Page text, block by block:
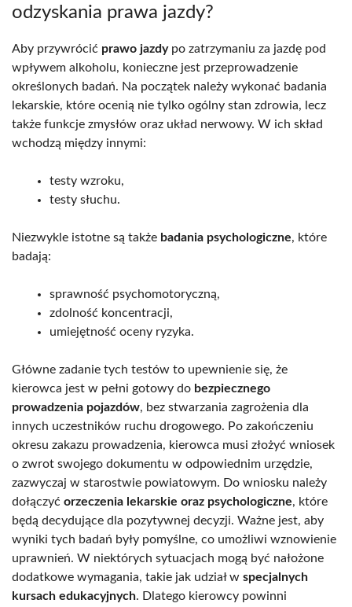
odzyskania prawa jazdy?
Aby przywrócić prawo jazdypo zatrzymaniu za jazdę pod
wpływem alkoholu, konieczne jest przeprowadzenie
określonych badań. Na początek należy wykonać badania
lekarskie, które ocenią nie tylko ogólny stan zdrowia, lecz
także funkcje zmysłów oraz układ nerwowy. W ich skład
wchodzą między innymi:
testy wzroku,
testy słuchu.
Niezwykle istotne są także badania psychologiczne, które
badają:
sprawność psychomotoryczną,
zdolność koncentracji,
umiejętność oceny ryzyka.
Główne zadanie tych testów to upewnienie się, że
kierowca jest w pełni gotowy do bezpiecznego
prowadzenia pojazdów, bez stwarzania zagrożenia dla
innych uczestników ruchu drogowego. Po zakończeniu
okresu zakazu prowadzenia, kierowca musi złożyć wniosek
o zwrot swojego dokumentu w odpowiednim urzędzie,
zazwyczaj w starostwie powiatowym. Do wniosku należy
dołączyć orzeczenia lekarskie oraz psychologiczne, które
będą decydujące dla pozytywnej decyzji. Ważne jest, aby
wyniki tych badań były pomyślne, co umożliwi wznowienie
uprawnień. W niektórych sytuacjach mogą być nałożone
dodatkowe wymagania, takie jak udział w specjalnych
kursach edukacyjnych. Dlatego kierowcy powinni